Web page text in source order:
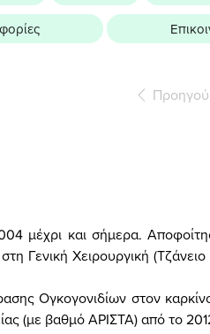
μέχρι και σήμερα.
Γενική Χειρουργική
Ογκογονιδίων στον
(με βαθμό ΑΡΙΣΤΑ) από το